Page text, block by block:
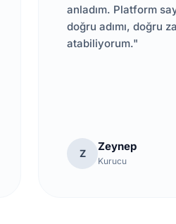
anladım. Platform
doğru adımı, doğru
atabiliyorum."
Z
Zeynep
Kurucu